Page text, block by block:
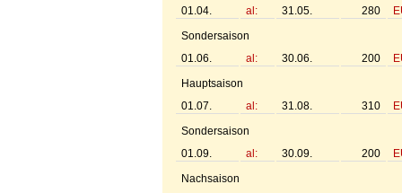
01.04. al: 31.05. 280
Sondersaison
01.06.
al: 30.06. 200
Hauptsaison
01.07.
al: 31.08. 310
Sondersaison
01.09.
al: 30.09. 200
Nachsaison